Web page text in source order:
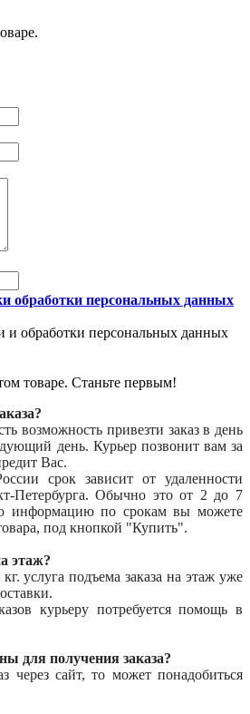
обработки персональных данных
и обработки персональных данных
товаре. Станьте первым!
возможность привезти заказ в день
день. Курьер позвонит вам за
Вас.
срок зависит от удаленности
Петербурга. Обычно это от 2 до 7
информацию по срокам вы можете
под кнопкой "Купить".
этаж?
услуга подъема заказа на этаж уже
курьеру потребуется помощь в
для получения заказа?
через сайт, то может понадобиться